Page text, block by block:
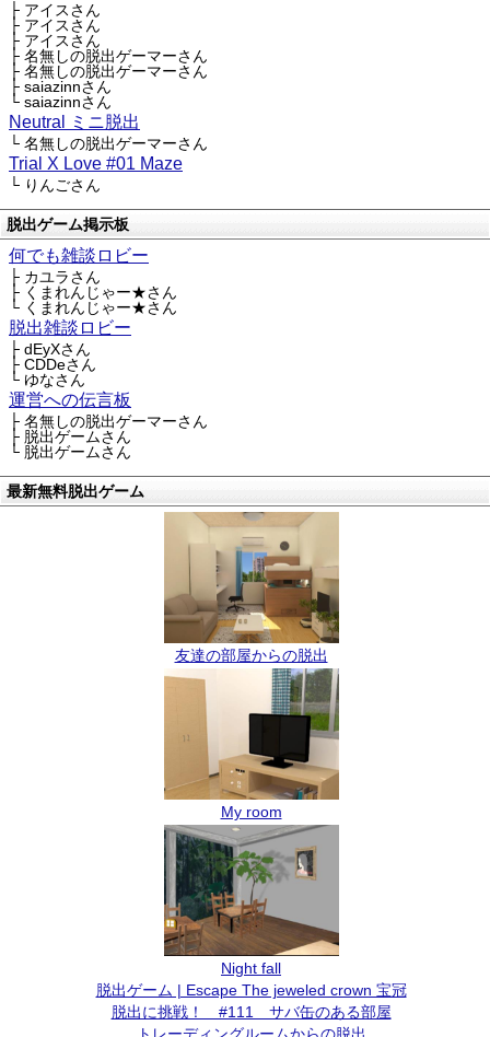
├ アイスさん
├ アイスさん
├ アイスさん
├ 名無しの脱出ゲーマーさん
├ 名無しの脱出ゲーマーさん
├ saiazinnさん
└ saiazinnさん
Neutral ミニ脱出
└ 名無しの脱出ゲーマーさん
Trial X Love #01 Maze
└ りんごさん
脱出ゲーム掲示板
何でも雑談ロビー
├ カユラさん
├ くまれんじゃー★さん
└ くまれんじゃー★さん
脱出雑談ロビー
├ dEyXさん
├ CDDeさん
└ ゆなさん
運営への伝言板
├ 名無しの脱出ゲーマーさん
├ 脱出ゲームさん
└ 脱出ゲームさん
最新無料脱出ゲーム
友達の部屋からの脱出
My room
Night fall
脱出ゲーム | Escape The jeweled crown 宝冠
脱出に挑戦！ #111 サバ缶のある部屋